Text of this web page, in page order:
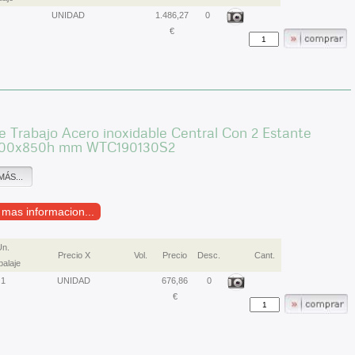
UNIDAD
1.486,27
€
0
Trabajo Acero inoxidable Central Con 2 Estante
mm WTC190130S2
informacion...
Precio X Vol. Precio Desc. Cant.
1 UNIDAD
676,86
€
0